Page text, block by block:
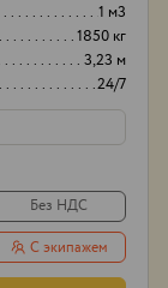
1 м3
1850 кг
3,23 м
24/7
Без НДС
С экипажем